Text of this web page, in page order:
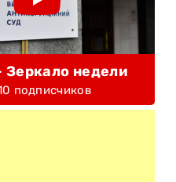
Зеркало недели
подписчиков